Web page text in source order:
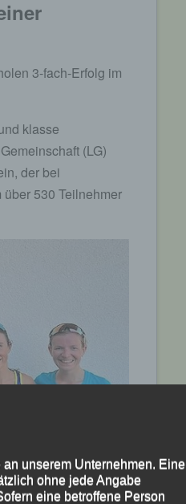
3-fach-Erfolg im
klasse
(LG)
der bei
530 Teilnehmer
unserem Unternehmen. Eine
ohne jede Angabe
eine betroffene Person